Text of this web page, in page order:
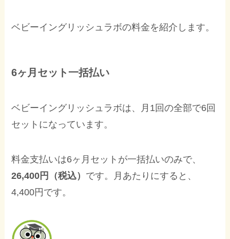
ベビーイングリッシュラボの料金を紹介します。
6ヶ月セット一括払い
ベビーイングリッシュラボは、月1回の全部で6回
セットになっています。
料金支払いは6ヶ月セットが一括払いのみで、
26,400円（税込） です。月あたりにすると、
4,400円です。